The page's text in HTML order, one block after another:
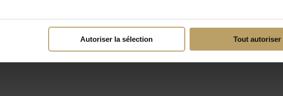
Autoriser la sélection Tout autoriser